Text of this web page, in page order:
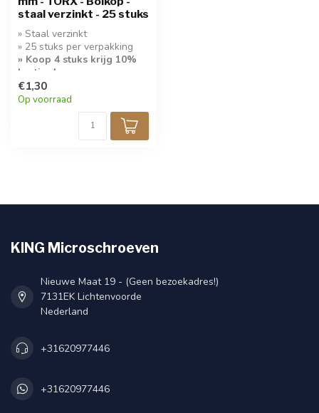
staal verzinkt - 25 stuks
» Staal verzinkt
» 25 stuks per verpakking
» Koop 4 stuks krijg 10%
korting!
» Bolkop Torx 10
€1,30
Op voorraad
KING Microschroeven
Nieuwe Maat 19 - (Geen bezoekadres!)
7131EK Lichtenvoorde
Nederland
+31620977446
+31620977446